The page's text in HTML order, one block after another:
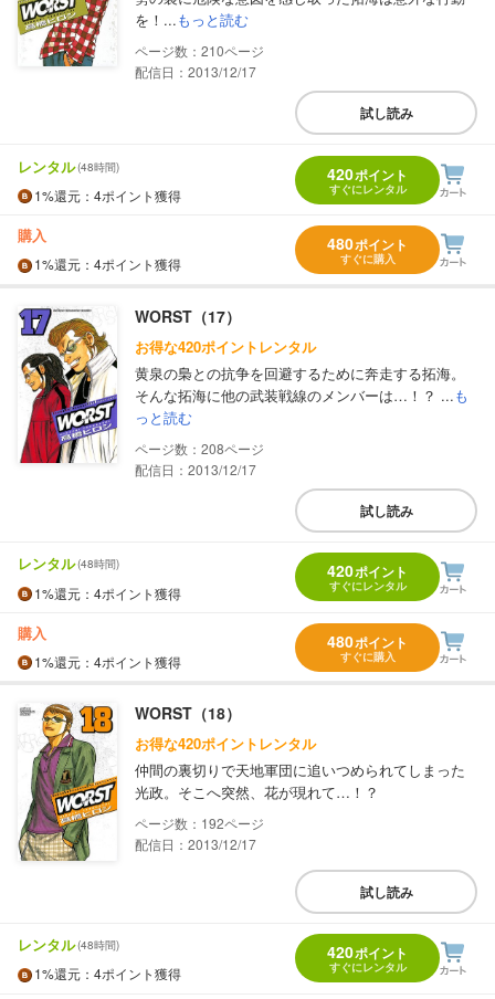
を！...もっと読む
210
配信日：2013/12/17
試し読み
レンタル(48時間)
1%還元 ：4ポイント獲得
420ポイント
すぐにレンタル
購入
1%還元 ：4ポイント獲得
480ポイント
すぐに購入
WORST（17）
お得な420ポイントレンタル
黄泉の梟との抗争を回避するために奔走する拓海。
そんな拓海に他の武装戦線のメンバーは…！？ ...も
っと読む
208
配信日：2013/12/17
試し読み
レンタル(48時間)
1%還元 ：4ポイント獲得
420ポイント
すぐにレンタル
購入
1%還元 ：4ポイント獲得
480ポイント
すぐに購入
WORST（18）
お得な420ポイントレンタル
仲間の裏切りで天地軍団に追いつめられてしまった
光政。そこへ突然、花が現れて…！？
192
配信日：2013/12/17
試し読み
レンタル(48時間)
1%還元 ：4ポイント獲得
420ポイント
すぐにレンタル